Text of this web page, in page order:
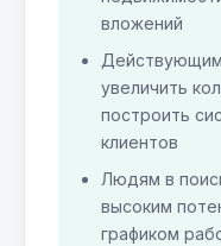
вложений
Действующим
увеличить
построить
клиентов
Людям в
высоким
графиком